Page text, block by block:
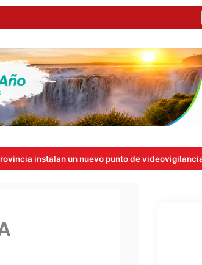
punto de videovigilancia con botón de alerta